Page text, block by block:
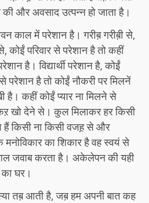
और अवसाद उत्पन्न हो जाता है।
काल में परेशान है। गरीब़ गरीब़ी से,
परिवार से परेशान है तो कहीं
है। विद्यार्थी परेशान है, कोईं
परेशान है तो कोईं नौकरी पर मिलनें
है। कहीं कोईं प्यार ना मिलने से
खो देने से। कुल मिलाकर हर किसी
हैं किसी ना किसी वजह़ से और
का शिकार है वह स्वयं से
जवाब करता है। अकेलेपन की यही
घर।
तब़ आती है, जब़ हम अपनी बात कह